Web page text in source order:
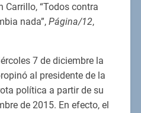
Carrillo, “Todos contra
nada”, Página/12,
7 de diciembre la
al presidente de la
política a partir de su
de 2015. En efecto, el